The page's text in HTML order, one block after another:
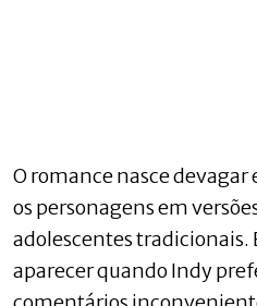
O romance nasce
os personagens em
adolescentes tradicionais.
aparecer quando Indy